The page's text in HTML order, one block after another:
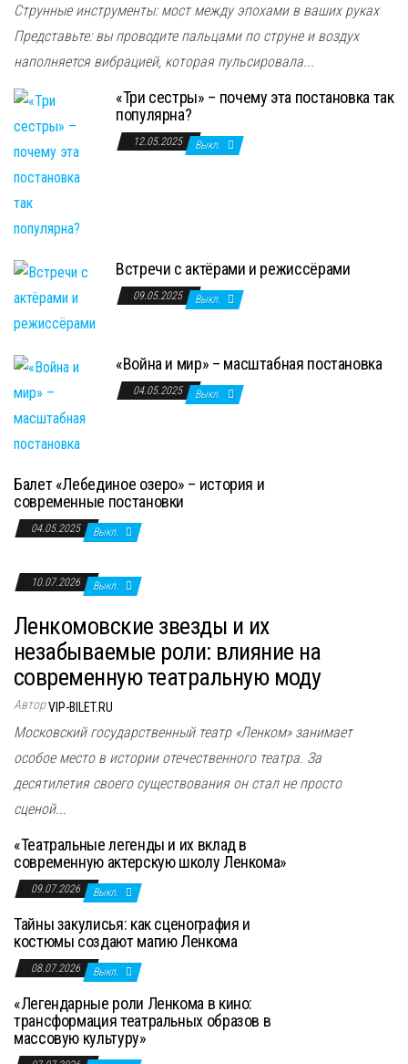
Струнные инструменты: мост между эпохами в ваших руках
Представьте: вы проводите пальцами по струне и воздух
наполняется вибрацией, которая пульсировала...
«Три сестры» – почему эта постановка так
популярна?
12.05.2025 Выкл.
Встречи с актёрами и режиссёрами
09.05.2025 Выкл.
«Война и мир» – масштабная постановка
04.05.2025 Выкл.
Балет «Лебединое озеро» – история и
современные постановки
04.05.2025 Выкл.
10.07.2026 Выкл.
Ленкомовские звезды и их
незабываемые роли: влияние на
современную театральную моду
АвторVIP-BILET.RU
Московский государственный театр «Ленком» занимает
особое место в истории отечественного театра. За
десятилетия своего существования он стал не просто
сценой...
«Театральные легенды и их вклад в
современную актерскую школу Ленкома»
09.07.2026 Выкл.
Тайны закулисья: как сценография и
костюмы создают магию Ленкома
08.07.2026 Выкл.
«Легендарные роли Ленкома в кино:
трансформация театральных образов в
массовую культуру»